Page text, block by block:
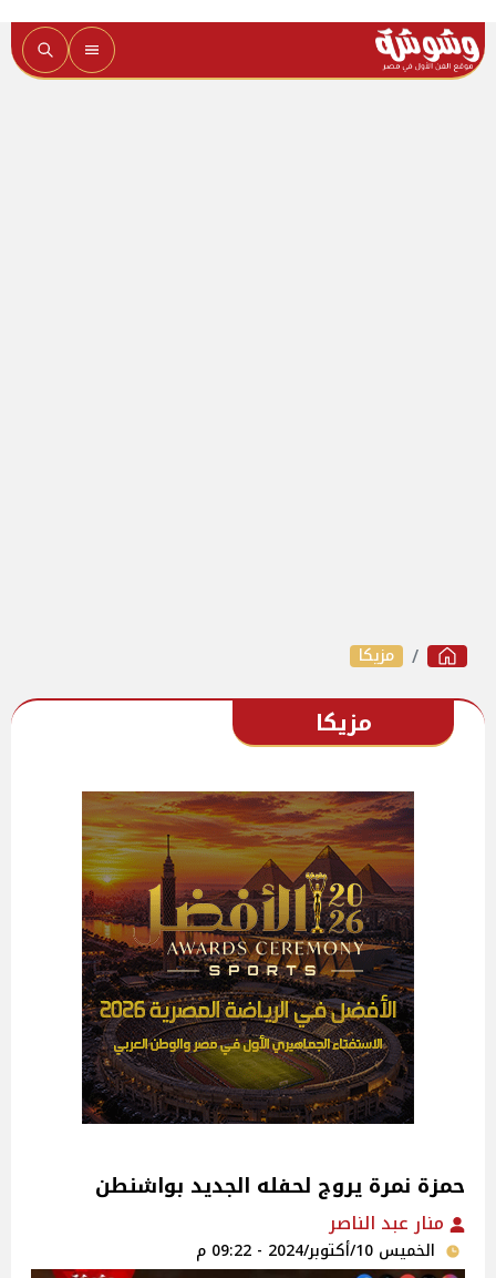
مزيكا
مزيكا
حمزة نمرة يروج لحفله الجديد بواشنطن
منار عبد الناصر
الخميس 10/أكتوبر/2024 - 09:22 م